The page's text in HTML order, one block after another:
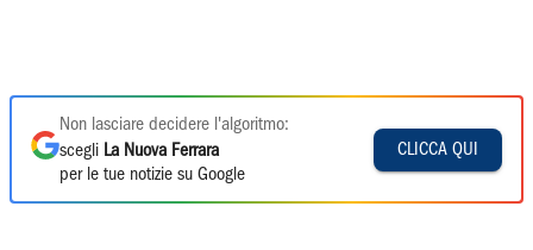
Non lasciare decidere l'algoritmo:
scegli La Nuova Ferrara
per le tue notizie su Google
CLICCA QUI